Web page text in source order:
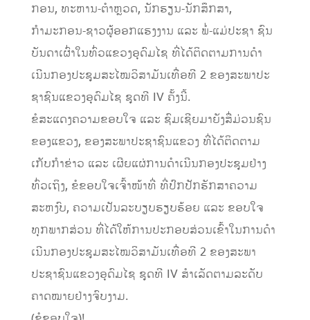
ກອນ, ທະຫານ-ຕໍາຫຼວດ, ນັກຮຽນ-ນັກສຶກສາ,
ກຳມະກອນ-ຊາວຜູ້ອອກແຮງງານ ແລະ ພໍ່-ແມ່ປະຊາ ຊົນ
ບັນດາເຜົ່າໃນທົ່ວແຂວງອຸດົມໄຊ ທີ່ໄດ້ຕິດຕາມການດໍາ
ເນີນກອງປະຊຸມສະໄໝວິສາມັນເທື່ອທີ 2 ຂອງສະພາປະ
ຊາຊົນແຂວງອຸດົມໄຊ ຊຸດທີ IV ຄັ້ງນີ້.
ຂໍສະແດງຄວາມຂອບໃຈ ແລະ ຊົມເຊີຍມາຍັງສື່ມ່ວນຊົນ
ຂອງແຂວງ, ຂອງສະພາປະຊາຊົນແຂວງ ທີ່ໄດ້ຕິດຕາມ
ເກັບກໍາຂ່າວ ແລະ ເຜີຍແຜ່ການດໍາເນີນກອງປະຊຸມຢ່າງ
ທົ່ວເຖິງ, ຂໍຂອບໃຈເຈົ້າໜ້າທີ່ ທີ່ປົກປັກຮັກສາຄວາມ
ສະຫງົບ, ຄວາມເປັນລະບຽບຮຽບຮ້ອຍ ແລະ ຂອບໃຈ
ທຸກພາກສ່ວນ ທີ່ໄດ້ໃຫ້ການປະກອບສ່ວນເຂົ້າໃນການດໍາ
ເນີນກອງປະຊຸມສະໄໝວິສາມັນເທື່ອທີ 2 ຂອງສະພາ
ປະຊາຊົນແຂວງອຸດົມໄຊ ຊຸດທີ IV ສໍາເລັດຕາມລະດັບ
ຄາດໝາຍຢ່າງຈົບງາມ.